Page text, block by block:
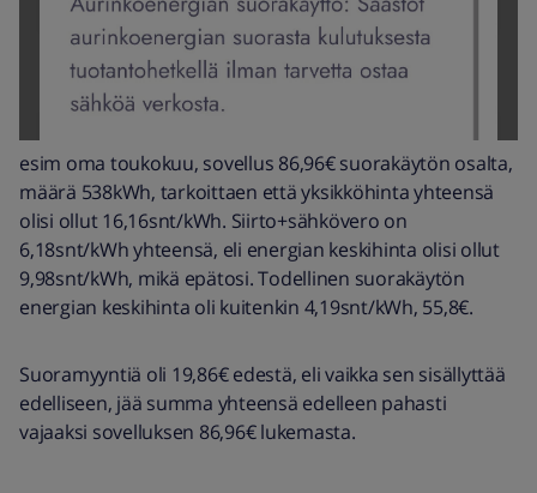
esim oma toukokuu, sovellus 86,96€ suorakäytön osalta,
määrä 538kWh, tarkoittaen että yksikköhinta yhteensä
olisi ollut 16,16snt/kWh. Siirto+sähkövero on
6,18snt/kWh yhteensä, eli energian keskihinta olisi ollut
9,98snt/kWh, mikä epätosi. Todellinen suorakäytön
energian keskihinta oli kuitenkin 4,19snt/kWh, 55,8€.
Suoramyyntiä oli 19,86€ edestä, eli vaikka sen sisällyttää
edelliseen, jää summa yhteensä edelleen pahasti
vajaaksi sovelluksen 86,96€ lukemasta.